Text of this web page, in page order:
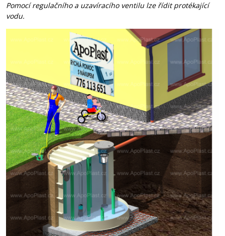
Pomocí regulačního a uzavíracího ventilu lze řídit protékající
vodu.